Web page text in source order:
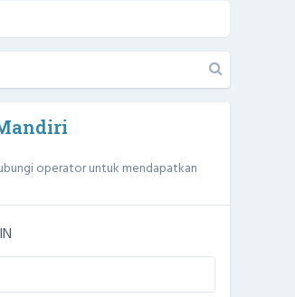
operator untuk mendapatkan